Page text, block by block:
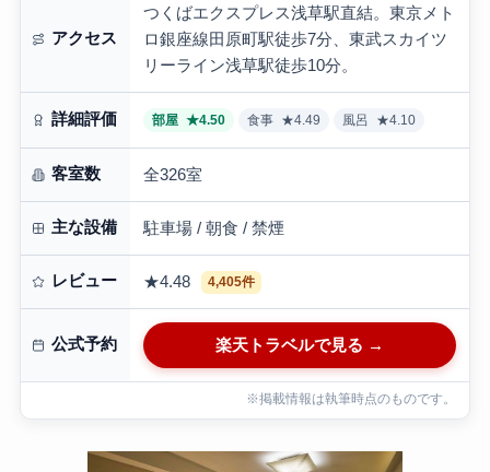
アクセス
つくばエクスプレス浅草駅直結。東京メト
ロ銀座線田原町駅徒歩7分、東武スカイツ
リーライン浅草駅徒歩10分。
詳細評価 部屋 ★4.50 食事 ★4.49 風呂 ★4.10
客室数 全326室
主な設備 駐車場 / 朝食 / 禁煙
レビュー ★4.48 4,405件
公式予約 楽天トラベルで見る →
※掲載情報は執筆時点のものです。